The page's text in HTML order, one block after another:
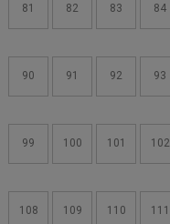
81 82 83 84
90 91 92 93
99 100 101 102
108 109 110 111